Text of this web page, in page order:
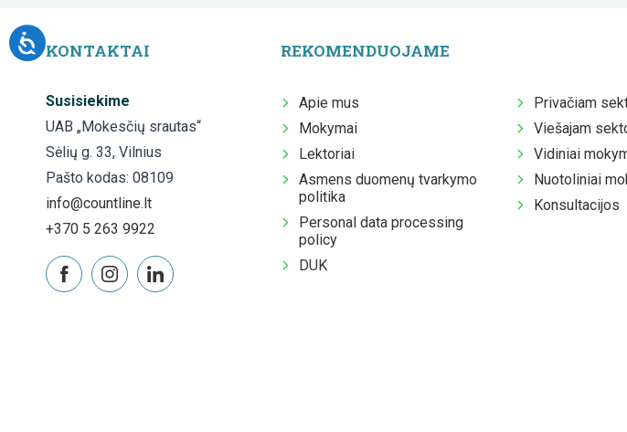
KONTAKTAI
Susisiekime
UAB „Mokesčių srautas“
Sėlių g. 33, Vilnius
Pašto kodas: 08109
info@countline.lt
+370 5 263 9922
REKOMENDUOJAME
Apie mus
Mokymai
Lektoriai
Asmens duomenų tvarkymo
politika
Personal data processing
policy
DUK
Privačiam
Viešajam
Vidiniai
Nuotoliniai
Konsultacijos